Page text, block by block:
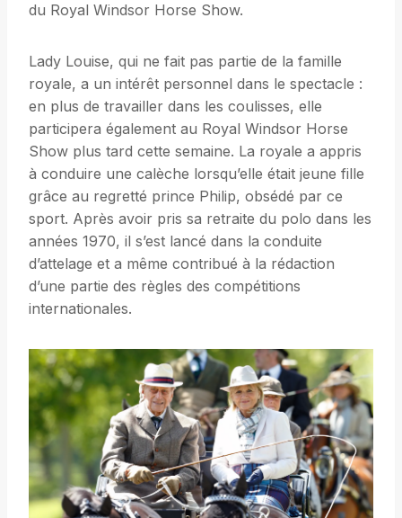
du Royal Windsor Horse Show.
Lady Louise, qui ne fait pas partie de la famille
royale, a un intérêt personnel dans le spectacle :
en plus de travailler dans les coulisses, elle
participera également au Royal Windsor Horse
Show plus tard cette semaine. La royale a appris
à conduire une calèche lorsqu’elle était jeune fille
grâce au regretté prince Philip, obsédé par ce
sport. Après avoir pris sa retraite du polo dans les
années 1970, il s’est lancé dans la conduite
d’attelage et a même contribué à la rédaction
d’une partie des règles des compétitions
internationales.